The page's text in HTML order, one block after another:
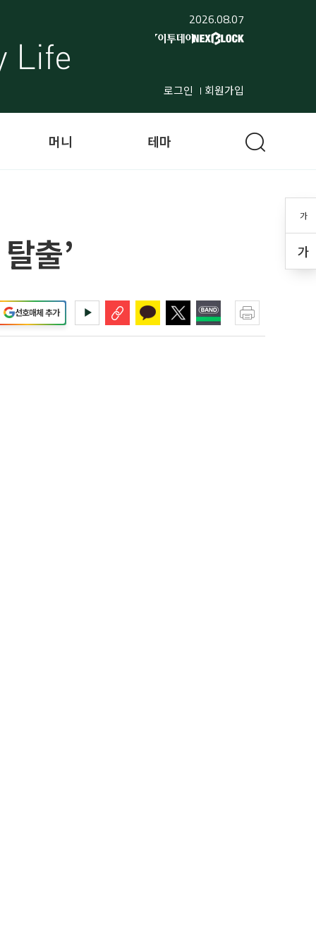
2026.08.07
로그인 회원가입
가
가
머니 테마
출’
선호매체 추가